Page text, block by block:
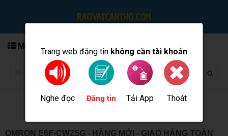
Trang web đăng tin không cần tài khoản
Nghe đọc Đăng tin Tải App Thoát
MENU
OMRON E6F-CWZ5G - HÀNG MỚI - GIAO HÀNG TOÀN